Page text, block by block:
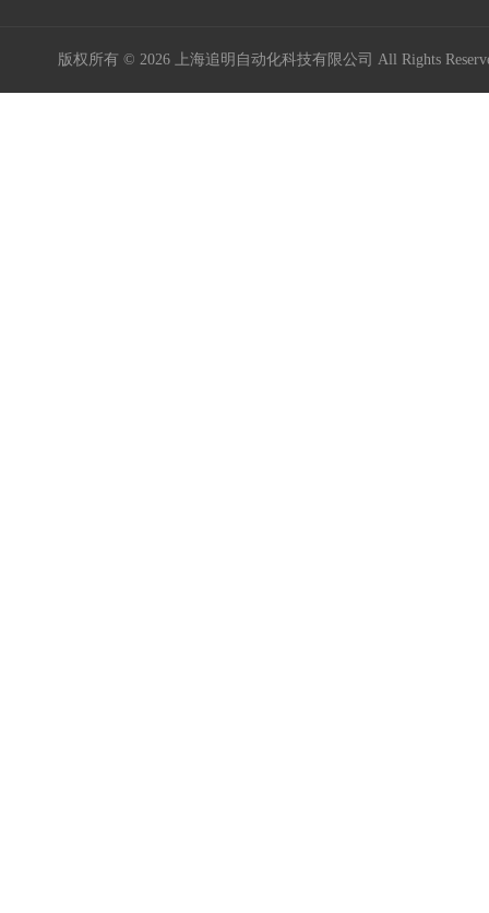
版权所有 © 2026 上海追明自动化科技有限公司 All Rights